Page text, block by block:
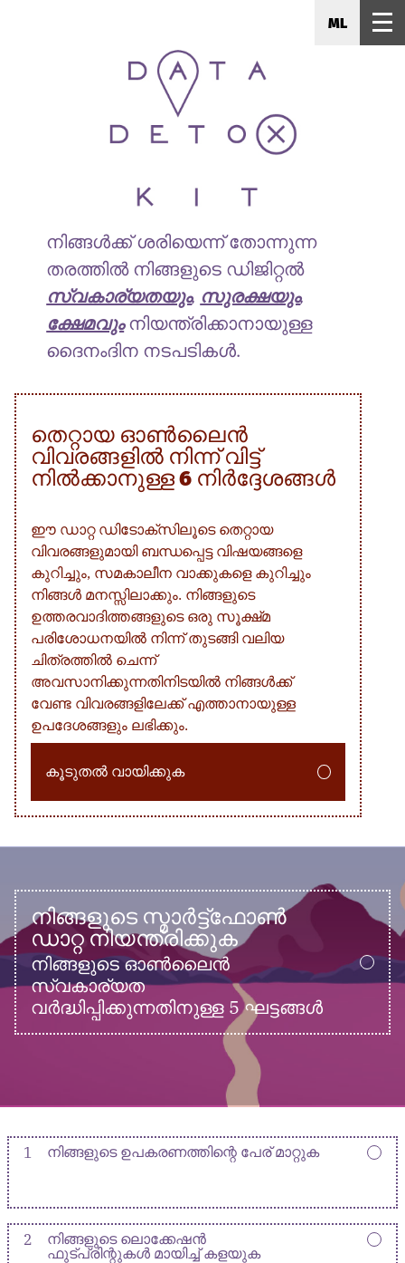
ML
നിങ്ങൾക്ക് ശരിയെന്ന് തോന്നുന്ന
തരത്തിൽ നിങ്ങളുടെ ഡിജിറ്റൽ
സ്വകാര്യതയും, സുരക്ഷയും,
ക്ഷേമവുംനിയന്ത്രിക്കാനായുള്ള
ദൈനംദിന നടപടികൾ.
തെറ്റായ ഓൺലൈൻ
വിവരങ്ങളിൽ നിന്ന് വിട്ട്
നിൽക്കാനുള്ള 6 നിർദ്ദേശങ്ങൾ
ഈ ഡാറ്റ ഡിടോക്സിലൂടെ തെറ്റായ
വിവരങ്ങളുമായി ബന്ധപ്പെട്ട വിഷയങ്ങളെ
കുറിച്ചും, സമകാലീന വാക്കുകളെ കുറിച്ചും
നിങ്ങൾ മനസ്സിലാക്കും. നിങ്ങളുടെ
ഉത്തരവാദിത്തങ്ങളുടെ ഒരു സൂക്ഷ്‌മ
പരിശോധനയിൽ നിന്ന് തുടങ്ങി വലിയ
ചിത്രത്തിൽ ചെന്ന്
അവസാനിക്കുന്നതിനിടയിൽ നിങ്ങൾക്ക്
വേണ്ട വിവരങ്ങളിലേക്ക് എത്താനായുള്ള
ഉപദേശങ്ങളും ലഭിക്കും.
കൂടുതൽ വായിക്കുക
നിങ്ങളുടെ സ്മാർട്ട്ഫോൺ
ഡാറ്റ നിയന്ത്രിക്കുക
നിങ്ങളുടെ ഓൺലൈൻ
സ്വകാര്യത
വർദ്ധിപ്പിക്കുന്നതിനുള്ള 5 ഘട്ടങ്ങൾ
1 നിങ്ങളുടെ ഉപകരണത്തിന്റെ പേര് മാറ്റുക
2
നിങ്ങളുടെ ലൊക്കേഷൻ
ഫുട്പ്രിന്റുകൾ മായിച്ച് കളയുക